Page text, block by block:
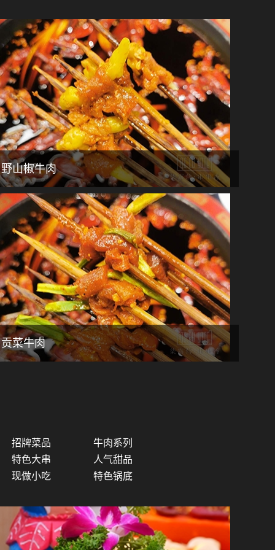
野山椒牛肉
贡菜牛肉
招牌菜品
牛肉系列
特色大串
人气甜品
现做小吃
特色锅底